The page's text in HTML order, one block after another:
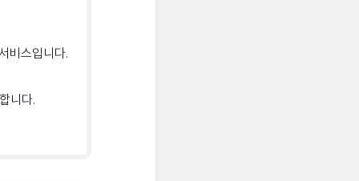
비스입니다.
니다.